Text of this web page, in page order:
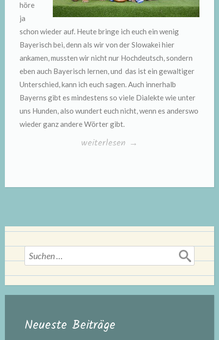
höre
ja
schon wieder auf. Heute bringe ich euch ein wenig
Bayerisch bei, denn als wir von der Slowakei hier
ankamen, mussten wir nicht nur Hochdeutsch, sondern
eben auch Bayerisch lernen, und das ist ein gewaltiger
Unterschied, kann ich euch sagen. Auch innerhalb
Bayerns gibt es mindestens so viele Dialekte wie unter
uns Hunden, also wundert euch nicht, wenn es anderswo
wieder ganz andere Wörter gibt.
„Teil
für
weiterlesen →
Suchen
nach:
Neueste Beiträge